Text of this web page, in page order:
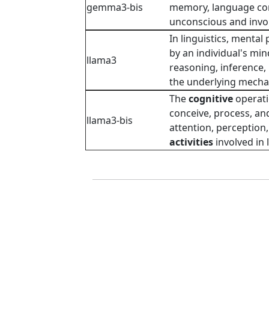
gemma3-bis
memory, language
unconscious and
llama3
In linguistics, mental
by an individual's
reasoning,
the underlying
llama3-bis
Thecognitive
conceive, process,
attention,
activities involved in